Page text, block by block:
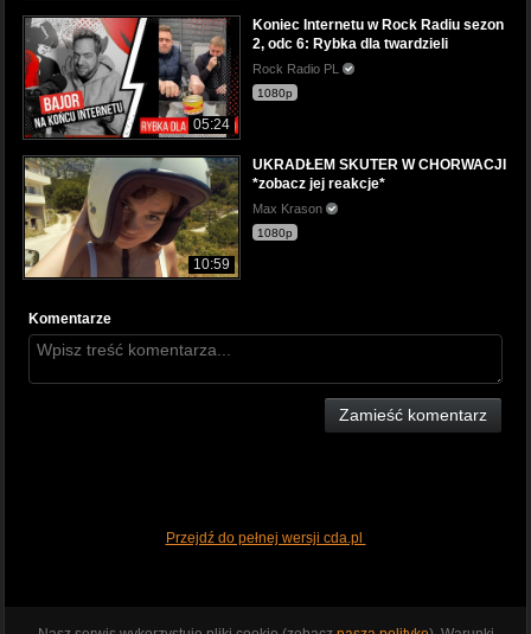
05:24
Koniec Internetu w Rock Radiu sezon
2, odc 6: Rybka dla twardzieli
Rock Radio PL
1080p
10:59
UKRADŁEM SKUTER W CHORWACJI
*zobacz jej reakcje*
Max Krason
1080p
Komentarze
Zamieść komentarz
Przejdź do pełnej wersji cda.pl